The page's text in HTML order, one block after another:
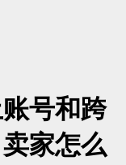
号和跨
家怎么